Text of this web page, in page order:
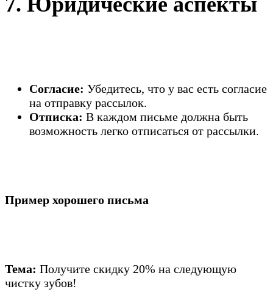
Согласие: Убедитесь, что у вас есть согласие
на отправку рассылок.
Отписка: В каждом письме должна быть
возможность легко отписаться от рассылки.
Пример хорошего письма
Тема: Получите скидку 20% на следующую
чистку зубов!